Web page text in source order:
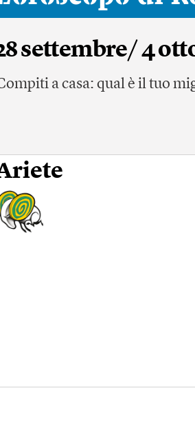
settembre/ 4
a casa: qual è il tuo